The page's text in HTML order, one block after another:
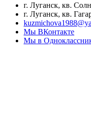
г. Луганск, кв.
г. Луганск, кв.
Мы ВКонтакте
Мы в